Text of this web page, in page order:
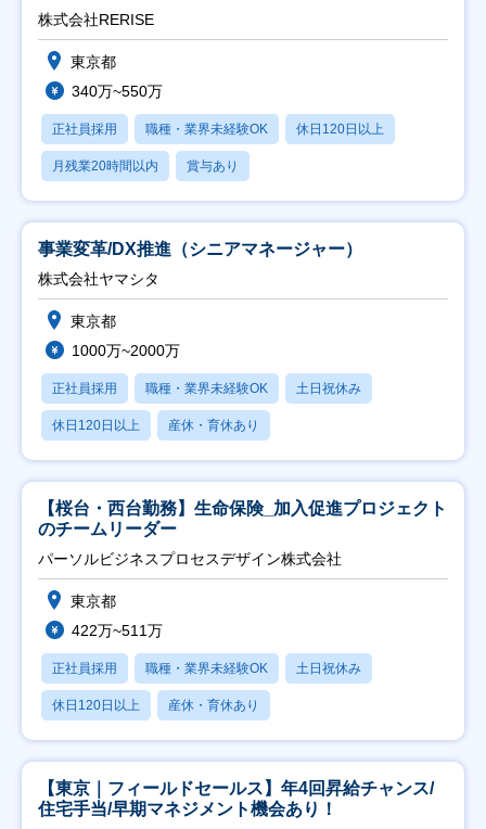
株式会社RERISE
東京都
340万~550万
正社員採用 職種・業界未経験OK 休日120日以上
月残業20時間以内 賞与あり
事業変革/DX推進（シニアマネージャー）
株式会社ヤマシタ
東京都
1000万~2000万
正社員採用 職種・業界未経験OK 土日祝休み
休日120日以上 産休・育休あり
【桜台・西台勤務】生命保険_加入促進プロジェクト
のチームリーダー
パーソルビジネスプロセスデザイン株式会社
東京都
422万~511万
正社員採用 職種・業界未経験OK 土日祝休み
休日120日以上 産休・育休あり
【東京｜フィールドセールス】年4回昇給チャンス/
住宅手当/早期マネジメント機会あり！